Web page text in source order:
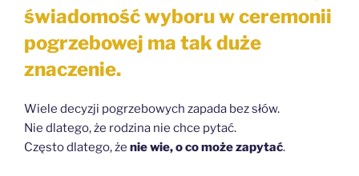
świadomość wyboru w ceremonii
pogrzebowej ma tak duże
znaczenie.
Wiele decyzji pogrzebowych zapada bez słów.
Nie dlatego, że rodzina nie chce pytać.
Często dlatego, że nie wie, o co może zapytać.